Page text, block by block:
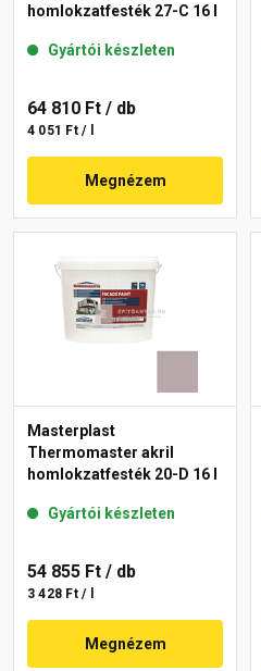
homlokzatfesték 27-C 16 l
Gyártói készleten
64 810 Ft / db
4 051 Ft / l
Megnézem
Masterplast
Thermomaster akril
homlokzatfesték 20-D 16 l
Gyártói készleten
54 855 Ft / db
3 428 Ft / l
Megnézem